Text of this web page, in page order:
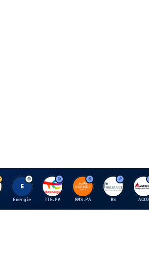
E
Energie
T
TTE.PA
H
RMS.PA
R
RS
A
AGCO